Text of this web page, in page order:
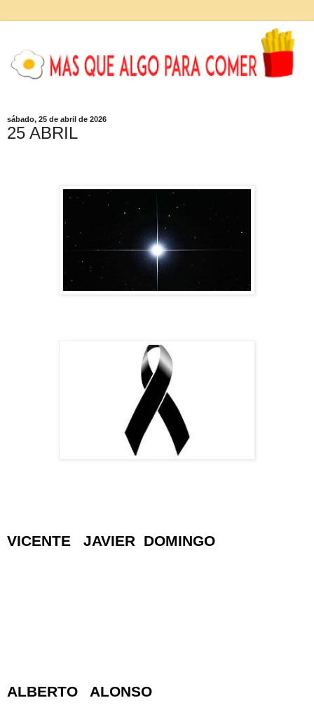
sábado, 25 de abril de 2026
25 ABRIL
VICENTE JAVIER DOMINGO
ALBERTO ALONSO